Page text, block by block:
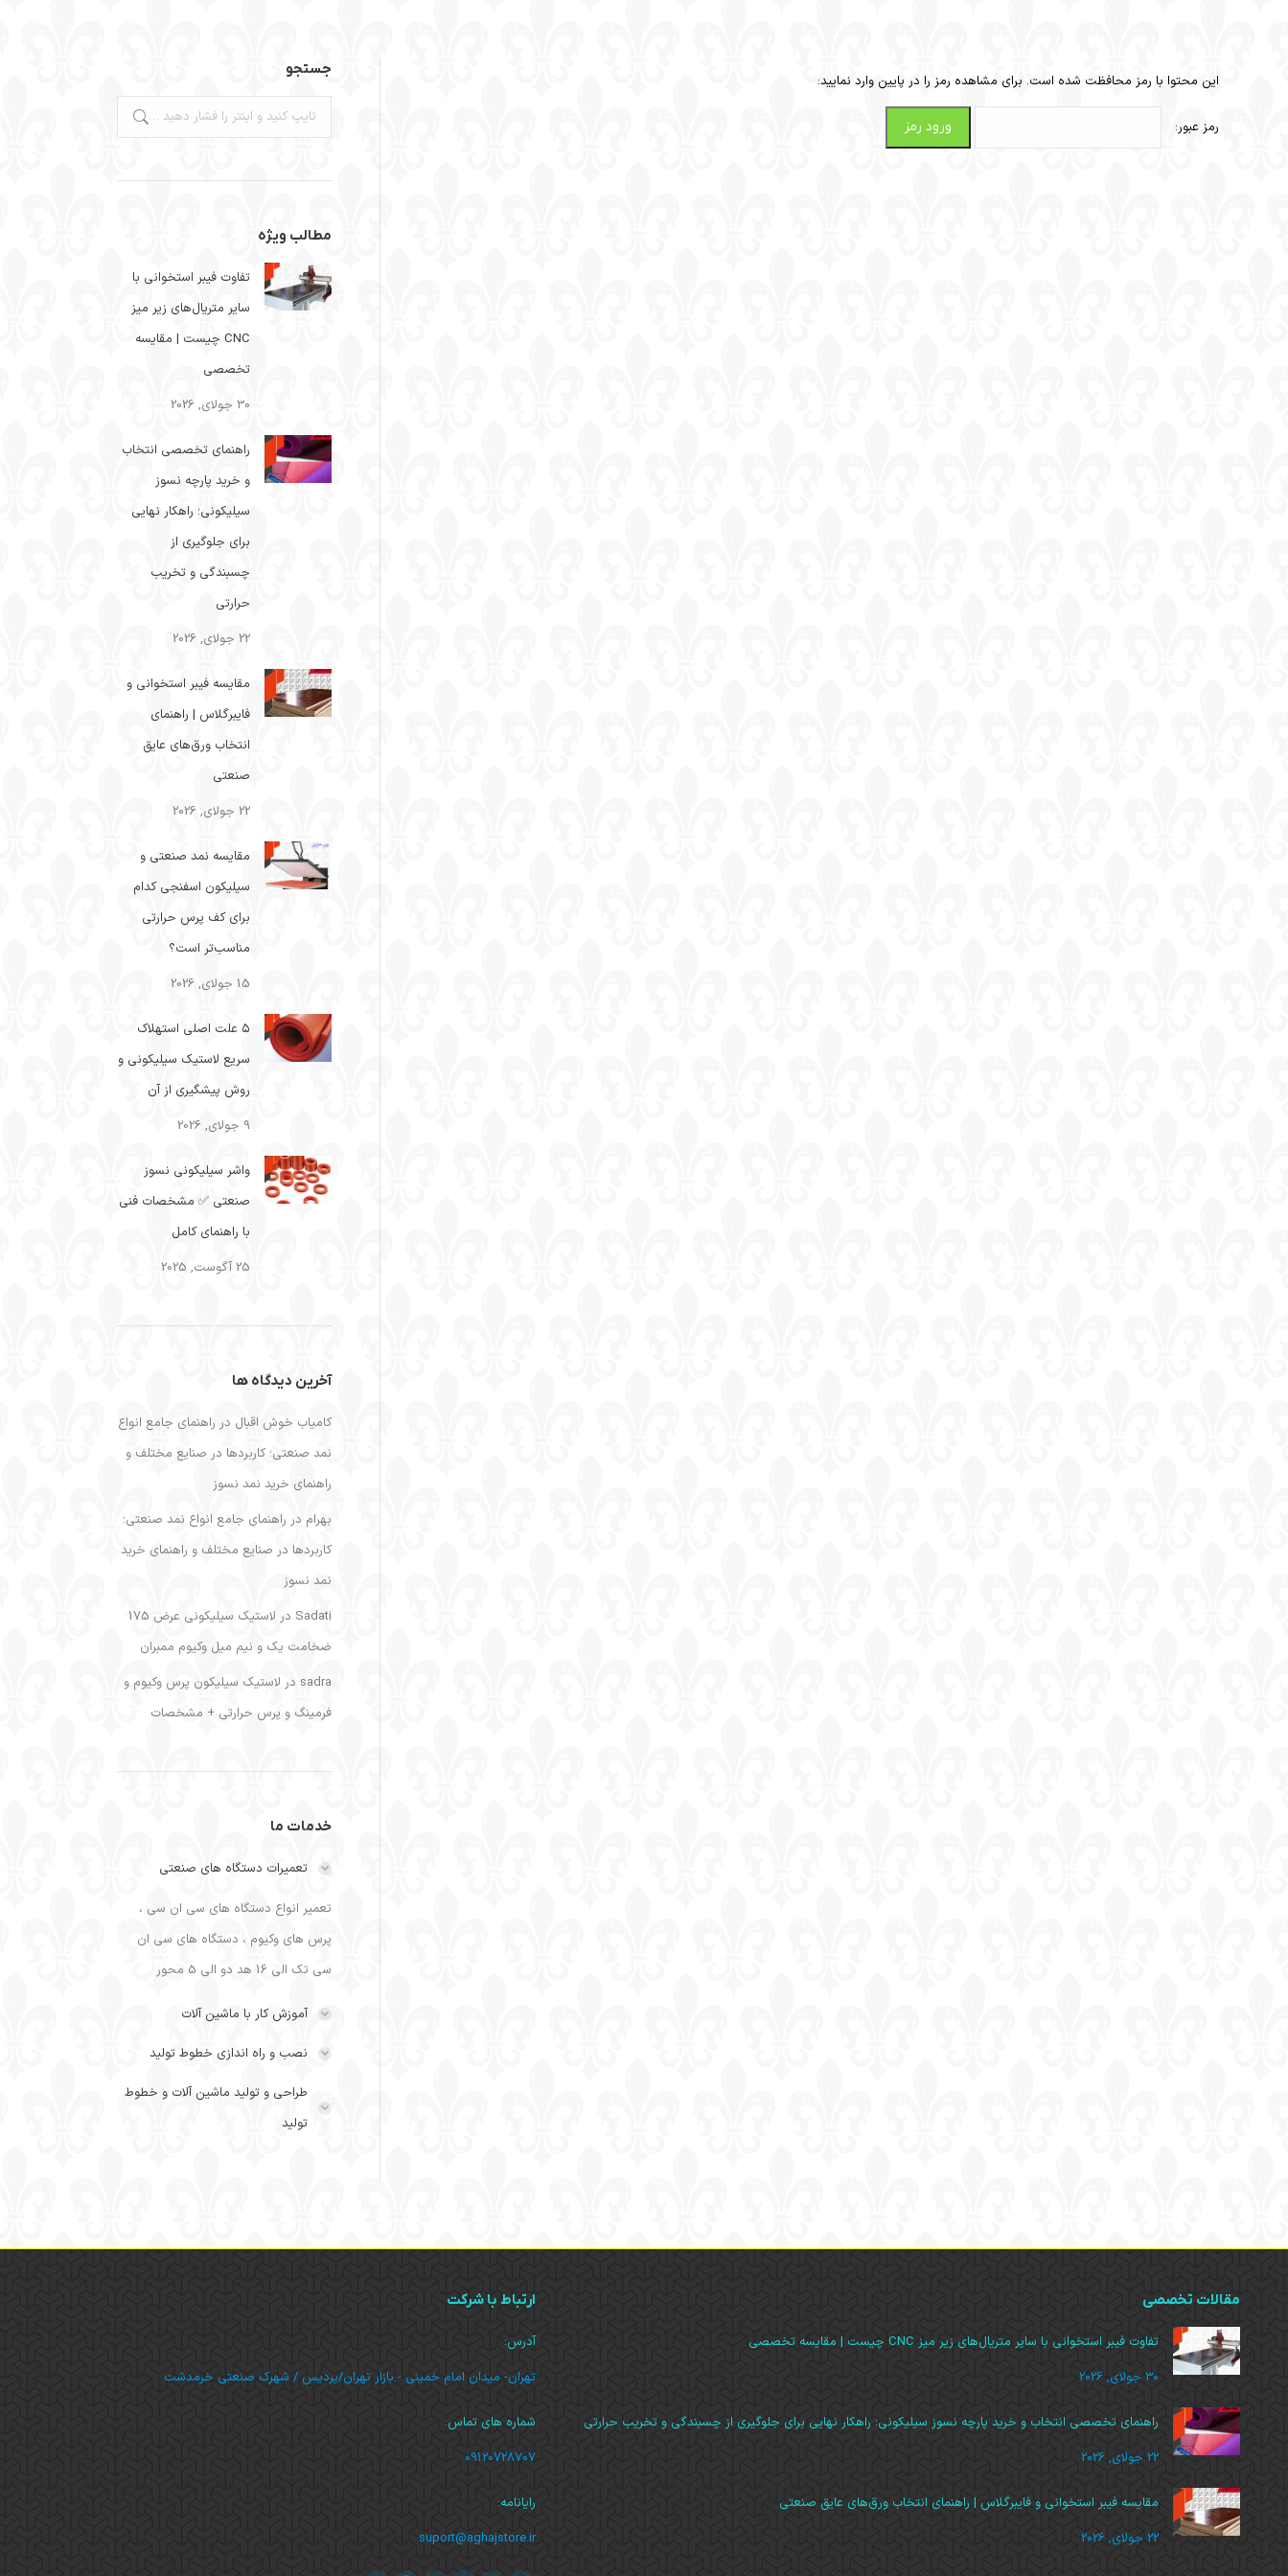
این محتوا با رمز محافظت شده است. برای مشاهده رمز را در پایین وارد نمایید:
رمز عبور:
جستجو
جستجو:
مطالب ویژه
تفاوت فیبر استخوانی با
سایر متریال‌های زیر میز
CNC چیست | مقایسه
تخصصی
30 جولای, 2026
راهنمای تخصصی انتخاب
و خرید پارچه نسوز
سیلیکونی؛ راهکار نهایی
برای جلوگیری از
چسبندگی و تخریب
حرارتی
22 جولای, 2026
مقایسه فیبر استخوانی و
فایبرگلاس | راهنمای
انتخاب ورق‌های عایق
صنعتی
22 جولای, 2026
مقایسه نمد صنعتی و
سیلیکون اسفنجی کدام
برای کف پرس حرارتی
مناسب‌تر است؟
15 جولای, 2026
۵ علت اصلی استهلاک
سریع لاستیک سیلیکونی و
روش پیشگیری از آن
9 جولای, 2026
واشر سیلیکونی نسوز
صنعتی ✅ مشخصات فنی
با راهنمای کامل
25 آگوست, 2025
آخرین دیدگاه ها
کامیاب خوش اقبال در راهنمای جامع انواع
نمد صنعتی؛ کاربردها در صنایع مختلف و
راهنمای خرید نمد نسوز
بهرام در راهنمای جامع انواع نمد صنعتی؛
کاربردها در صنایع مختلف و راهنمای خرید
نمد نسوز
Sadati در
لاستیک سیلیکونی عرض 175
ضخامت یک و نیم میل وکیوم ممبران
sadra در لاستیک سیلیکون پرس وکیوم و
فرمینگ و پرس حرارتی + مشخصات
خدمات ما
تعمیرات دستگاه های صنعتی
تعمیر انواع دستگاه های سی ان سی ،
پرس های وکیوم ، دستگاه های سی ان
سی تک الی 16 هد دو الی 5 محور
آموزش کار با ماشین آلات
نصب و راه اندازی خطوط تولید
طراحی و تولید ماشین آلات و خطوط
تولید
مقالات تخصصی
تفاوت فیبر استخوانی با سایر متریال‌های زیر میز CNC چیست | مقایسه تخصصی
30 جولای, 2026
راهنمای تخصصی انتخاب و خرید پارچه نسوز سیلیکونی؛ راهکار نهایی برای جلوگیری از چسبندگی و تخریب حرارتی
22 جولای, 2026
مقایسه فیبر استخوانی و فایبرگلاس | راهنمای انتخاب ورق‌های عایق صنعتی
22 جولای, 2026
ارتباط با شرکت
آدرس:
تهران- میدان امام خمینی - بازار تهران/پردیس / شهرک صنعتی خرمدشت
شماره های تماس:
09120728707
رایانامه:
suport@aghajstore.ir